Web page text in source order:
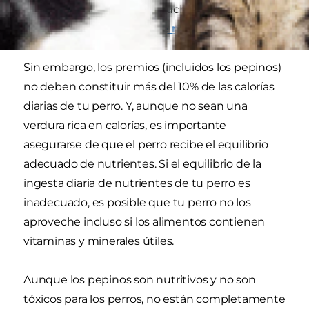
96% de agua, por lo que muchos perros los
consideranun refrescante manjar de verano
Sin embargo, los premios (incluidos los pepinos)
no deben constituir más del 10% de las calorías
diarias de tu perro. Y, aunque no sean una
verdura rica en calorías, es importante
asegurarse de que el perro recibe el equilibrio
adecuado de nutrientes. Si el equilibrio de la
ingesta diaria de nutrientes de tu perro es
inadecuado, es posible que tu perro no los
aproveche incluso si los alimentos contienen
vitaminas y minerales útiles.
Aunque los pepinos son nutritivos y no son
tóxicos para los perros, no están completamente